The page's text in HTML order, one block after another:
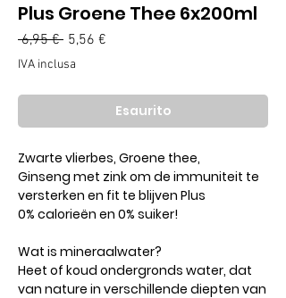
Plus Groene Thee 6x200ml
6,95 € Prezzo
regolare
5,56 €
IVA inclusa
Esaurito
Zwarte vlierbes, Groene thee,
Ginseng met zink om de immuniteit te
versterken en fit te blijven Plus
0% calorieën en 0% suiker!
Wat is mineraalwater?
Heet of koud ondergronds water, dat
van nature in verschillende diepten van